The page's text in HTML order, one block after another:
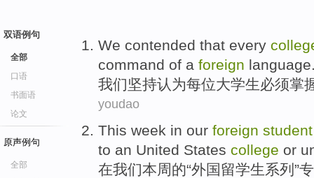
双语例句
全部
口语
书面语
论文
原声例句
全部
We contended that every
command of a foreign language
我们坚持认为每位大学生必须掌
youdao
This week in our foreign student
to an United States college or
在我们本周的“外国留学生系列 ”